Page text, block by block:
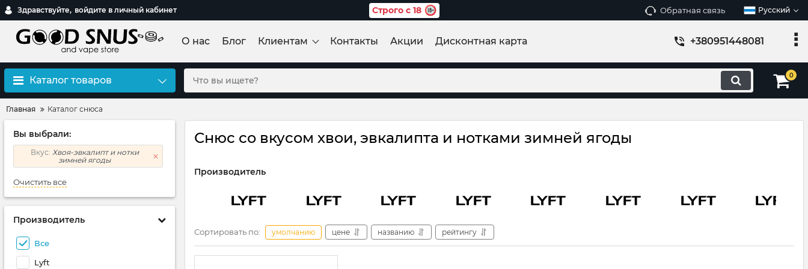
Здравствуйте, войдите в личный кабинет Строго с 18 Обратная связь Русский
О нас Блог Клиентам Контакты Акции Дисконтная карта +380951448081
Каталог товаров 0
Главная Каталог снюса
Вы выбрали:
Вкус: Хвоя-эвкалипт и нотки
зимней ягоды
Очистить все
Производитель
Все
Lyft
Снюс со вкусом хвои, эвкалипта и нотками зимней ягоды
Производитель
Сортировать по: умолчанию цене названию рейтингу